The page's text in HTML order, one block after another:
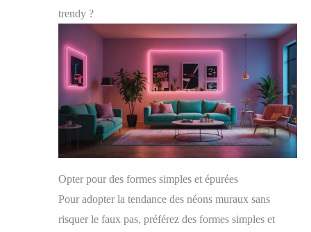
trendy ?
Opter pour des formes simples et épurées
Pour adopter la tendance des néons muraux sans
risquer le faux pas, préférez des formes simples et